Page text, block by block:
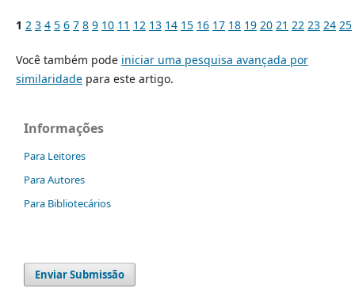
1 2 3 4 5 6 7 8 9 10 11 12 13 14 15 16 17 18 19 20 21 22 23 24 25
Você também pode iniciar uma pesquisa avançada por
similaridadepara este artigo.
Informações
Para Leitores
Para Autores
Para Bibliotecários
Enviar Submissão